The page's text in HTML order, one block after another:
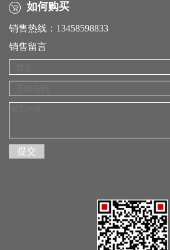
如何购买
销售热线：13458598833
销售留言